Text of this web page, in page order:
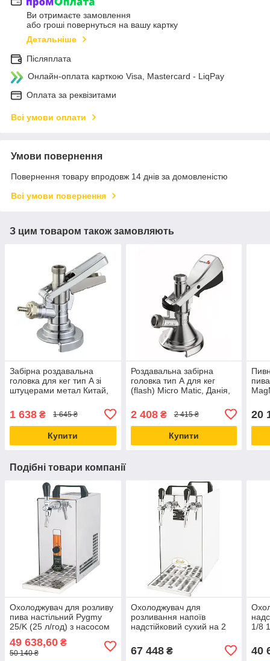
Ви отримаєте замовлення
або гроші повернуться на вашу картку
Детальніше
Післяплата
Онлайн-оплата карткою Visa, Mastercard - LiqPay
Оплата за реквізитами
Всі умови оплати
Умови повернення
Повернення товару впродовж 14 днів за домовленістю
Всі умови повернення
З цим товаром також замовляють
Забірна роздавальна
головка для кег тип A зі
штуцерами метал Китай,
напоїв
1 638 ₴ 1 645 ₴
Купити
Роздавальна забірна
головка тип А для кег
(flash) Micro Matic, Данія,
розливання пива, напоїв
2 408₴ 2 415 ₴
Купити
20
Подібні товари компанії
Охолоджувач для розливу
пива настільний Pygmy
25/K (25 л/год) з насосом
краном Lindr Чехія
49 638,60 ₴
50 140 ₴
Охолоджувач для
розливання напоїв
надстійковий сухий на 2
год) насосом + 2 крани
Lindr Чехія
67 448₴
1/8
40